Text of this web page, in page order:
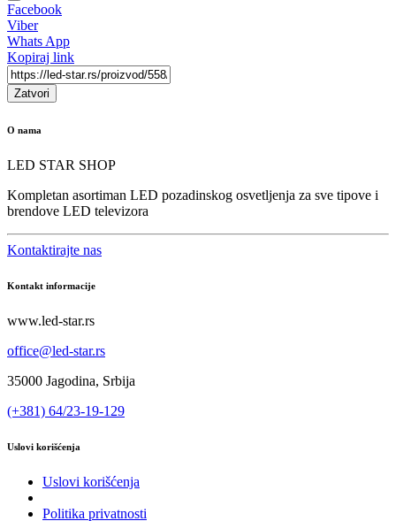
Facebook
Viber
Whats App
Kopiraj link
Zatvori
O nama
LED STAR SHOP
Kompletan asortiman LED pozadinskog osvetljenja za sve tipove i
brendove LED televizora
Kontaktirajte nas
Kontakt informacije
www.led-star.rs
office@led-star.rs
35000 Jagodina, Srbija
(+381) 64/23-19-129
Uslovi korišćenja
Uslovi korišćenja
Politika privatnosti